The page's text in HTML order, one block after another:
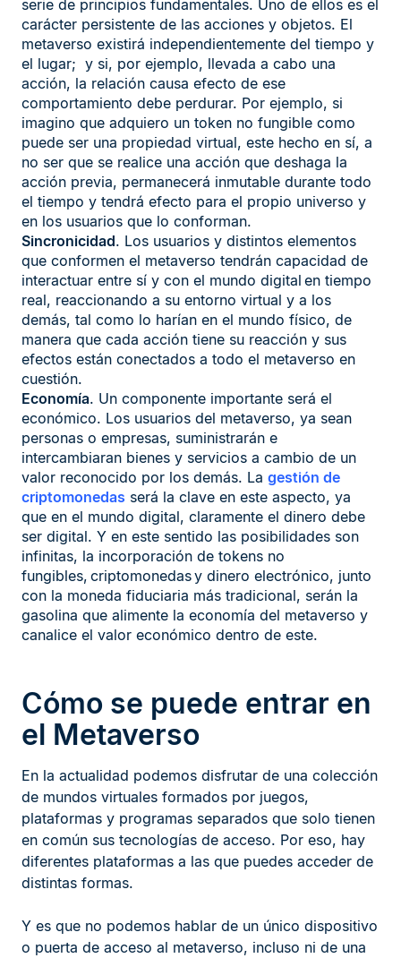
serie de principios fundamentales. Uno de ellos es el
carácter persistente de las acciones y objetos. El
metaverso existirá independientemente del tiempo y
el lugar; y si, por ejemplo, llevada a cabo una
acción, la relación causa efecto de ese
comportamiento debe perdurar. Por ejemplo, si
imagino que adquiero un token no fungible como
puede ser una propiedad virtual, este hecho en sí, a
no ser que se realice una acción que deshaga la
acción previa, permanecerá inmutable durante todo
el tiempo y tendrá efecto para el propio universo y
en los usuarios que lo conforman.
Sincronicidad. Los usuarios y distintos elementos
que conformen el metaverso tendrán capacidad de
interactuar entre sí y con el mundo digital en tiempo
real, reaccionando a su entorno virtual y a los
demás, tal como lo harían en el mundo físico, de
manera que cada acción tiene su reacción y sus
efectos están conectados a todo el metaverso en
cuestión.
Economía. Un componente importante será el
económico. Los usuarios del metaverso, ya sean
personas o empresas, suministrarán e
intercambiaran bienes y servicios a cambio de un
valor reconocido por los demás. La gestión de
criptomonedas será la clave en este aspecto, ya
que en el mundo digital, claramente el dinero debe
ser digital. Y en este sentido las posibilidades son
infinitas, la incorporación de tokens no
fungibles, criptomonedas y dinero electrónico, junto
con la moneda fiduciaria más tradicional, serán la
gasolina que alimente la economía del metaverso y
canalice el valor económico dentro de este.
Cómo se puede entrar en
el Metaverso
En la actualidad podemos disfrutar de una colección
de mundos virtuales formados por juegos,
plataformas y programas separados que solo tienen
en común sus tecnologías de acceso. Por eso, hay
diferentes plataformas a las que puedes acceder de
distintas formas.
Y es que no podemos hablar de un único dispositivo
o puerta de acceso al metaverso, incluso ni de una